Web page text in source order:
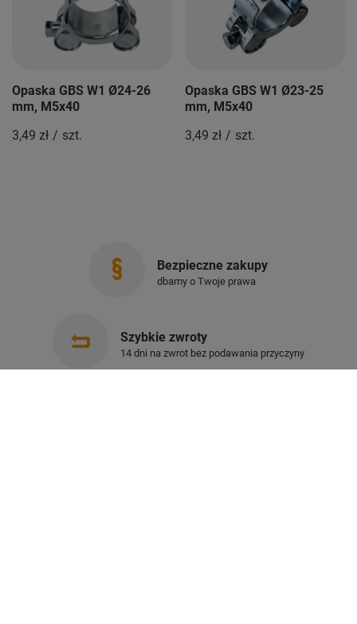
Opaska GBS W1 Ø24-26
mm, M5x40
3,49 zł / szt.
Opaska GBS W1 Ø23-25
mm, M5x40
3,49 zł / szt.
Bezpieczne zakupy
dbamy o Twoje prawa
Szybkie zwroty
14 dni na zwrot bez podawania przyczyny